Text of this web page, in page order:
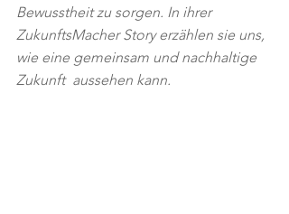
Bewusstheit zu sorgen. In ihrer
ZukunftsMacher Story erzählen sie uns,
wie eine gemeinsam und nachhaltige
Zukunft  aussehen kann.